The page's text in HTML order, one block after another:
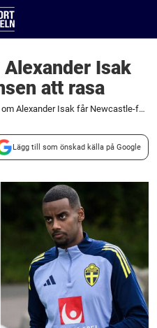
Isak
att rasa
Nya uppgifter om Alexander Isak får Newcastle-fansen att rasa
Lägg till som önskad källa på Google